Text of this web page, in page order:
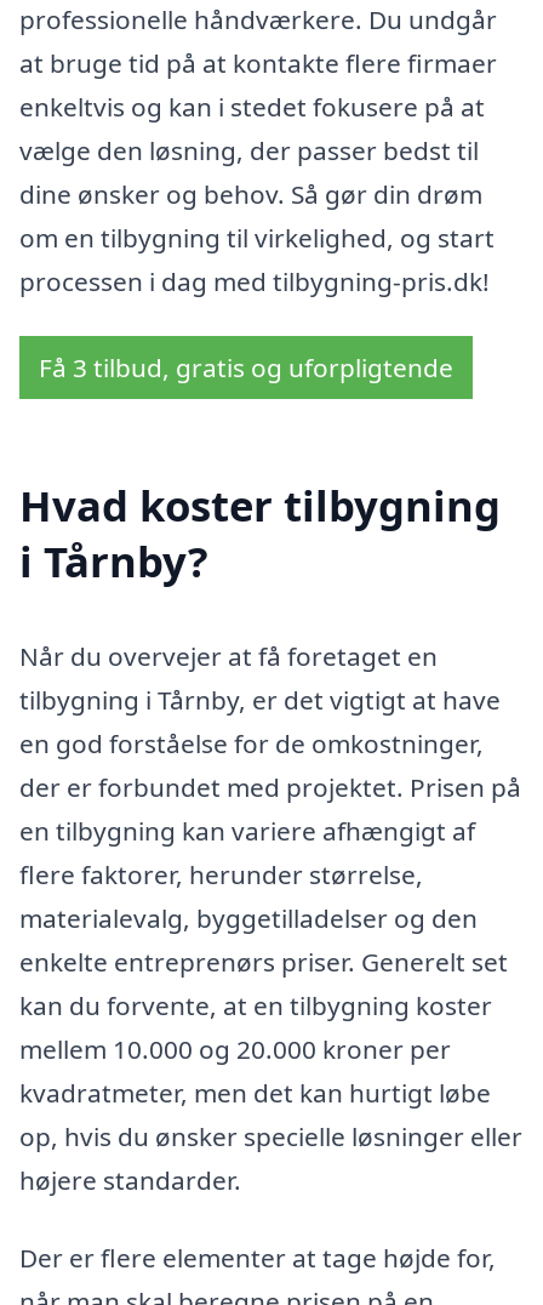
professionelle håndværkere. Du undgår
at bruge tid på at kontakte flere firmaer
enkeltvis og kan i stedet fokusere på at
vælge den løsning, der passer bedst til
dine ønsker og behov. Så gør din drøm
om en tilbygning til virkelighed, og start
processen i dag med tilbygning-pris.dk!
Få 3 tilbud, gratis og uforpligtende
Hvad koster tilbygning
i Tårnby?
Når du overvejer at få foretaget en
tilbygning i Tårnby, er det vigtigt at have
en god forståelse for de omkostninger,
der er forbundet med projektet. Prisen på
en tilbygning kan variere afhængigt af
flere faktorer, herunder størrelse,
materialevalg, byggetilladelser og den
enkelte entreprenørs priser. Generelt set
kan du forvente, at en tilbygning koster
mellem 10.000 og 20.000 kroner per
kvadratmeter, men det kan hurtigt løbe
op, hvis du ønsker specielle løsninger eller
højere standarder.
Der er flere elementer at tage højde for,